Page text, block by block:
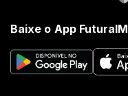
Baixe o App FuturaIM